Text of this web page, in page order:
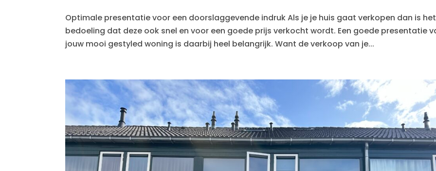
Optimale presentatie voor een doorslaggevende indruk Als je je huis gaat verkopen dan is
bedoeling dat deze ook snel en voor een goede prijs verkocht wordt. Een goede presentatie
jouw mooi gestyled woning is daarbij heel belangrijk. Want de verkoop van je...